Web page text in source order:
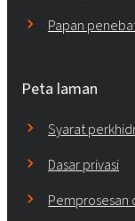
Papan
Peta laman
Syarat
Dasar privasi
Pemprosesan